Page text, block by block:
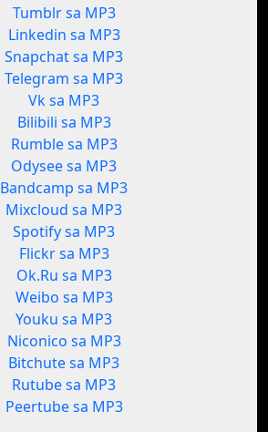
Tumblr sa MP3
Linkedin sa MP3
Snapchat sa MP3
Telegram sa MP3
Vk sa MP3
Bilibili sa MP3
Rumble sa MP3
Odysee sa MP3
Bandcamp sa MP3
Mixcloud sa MP3
Spotify sa MP3
Flickr sa MP3
Ok.Ru sa MP3
Weibo sa MP3
Youku sa MP3
Niconico sa MP3
Bitchute sa MP3
Rutube sa MP3
Peertube sa MP3